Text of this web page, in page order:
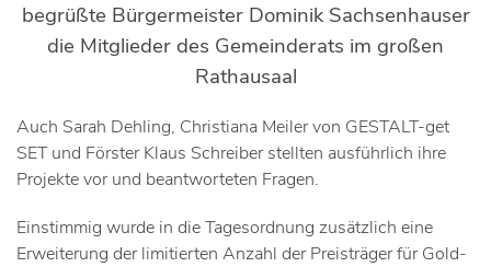
begrüßte Bürgermeister Dominik Sachsenhauser
die Mitglieder des Gemeinderats im großen
Rathausaal
Auch Sarah Dehling, Christiana Meiler von GESTALT-get
SET und Förster Klaus Schreiber stellten ausführlich ihre
Projekte vor und beantworteten Fragen.
Einstimmig wurde in die Tagesordnung zusätzlich eine
Erweiterung der limitierten Anzahl der Preisträger für Gold-